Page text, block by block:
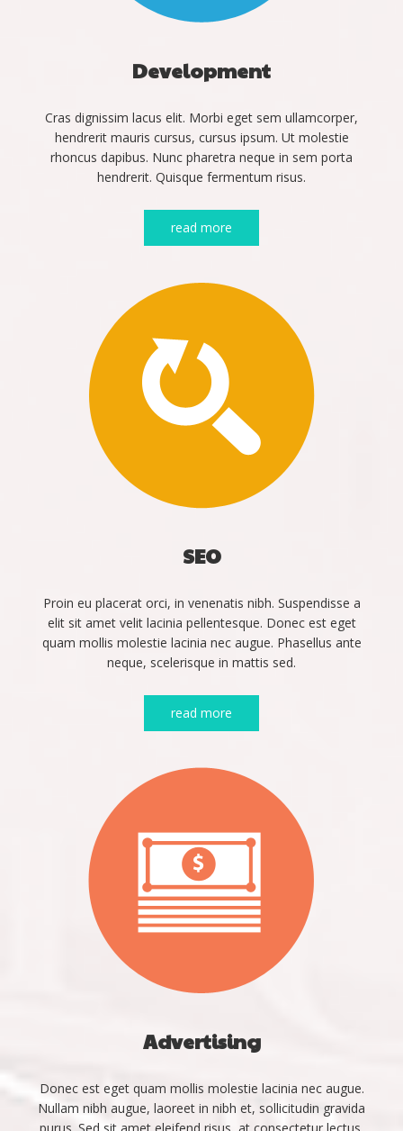
Development
Cras dignissim lacus elit. Morbi eget sem ullamcorper,
hendrerit mauris cursus, cursus ipsum. Ut molestie
rhoncus dapibus. Nunc pharetra neque in sem porta
hendrerit. Quisque fermentum risus.
read more
SEO
Proin eu placerat orci, in venenatis nibh. Suspendisse a
elit sit amet velit lacinia pellentesque. Donec est eget
quam mollis molestie lacinia nec augue. Phasellus ante
neque, scelerisque in mattis sed.
read more
Advertising
Donec est eget quam mollis molestie lacinia nec augue.
Nullam nibh augue, laoreet in nibh et, sollicitudin gravida